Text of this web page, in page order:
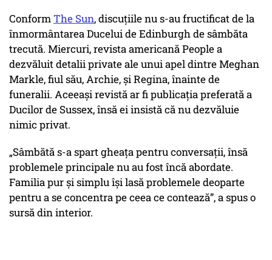
ConformThe Sun, discuțiile nu s-au fructificat de la
înmormântarea Ducelui de Edinburgh de sâmbăta
trecută. Miercuri, revista americană People a
dezvăluit detalii private ale unui apel dintre Meghan
Markle, fiul său, Archie, și Regina, înainte de
funeralii. Aceeași revistă ar fi publicația preferată a
Ducilor de Sussex, însă ei insistă că nu dezvăluie
nimic privat.
„Sâmbătă s-a spart gheața pentru conversații, însă
problemele principale nu au fost încă abordate.
Familia pur și simplu își lasă problemele deoparte
pentru a se concentra pe ceea ce contează”, a spus o
sursă din interior.